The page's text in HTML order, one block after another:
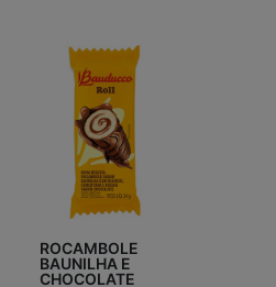
ROCAMBOLE
BAUNILHA E
CHOCOLATE